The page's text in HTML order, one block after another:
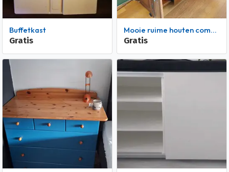
Buffetkast
Gratis
Mooie ruime houten computerkast
Gratis